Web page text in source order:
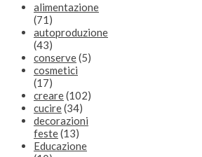
alimentazione
(71)
autoproduzione
(43)
conserve(5)
cosmetici
(17)
creare(102)
cucire(34)
decorazioni
feste(13)
Educazione